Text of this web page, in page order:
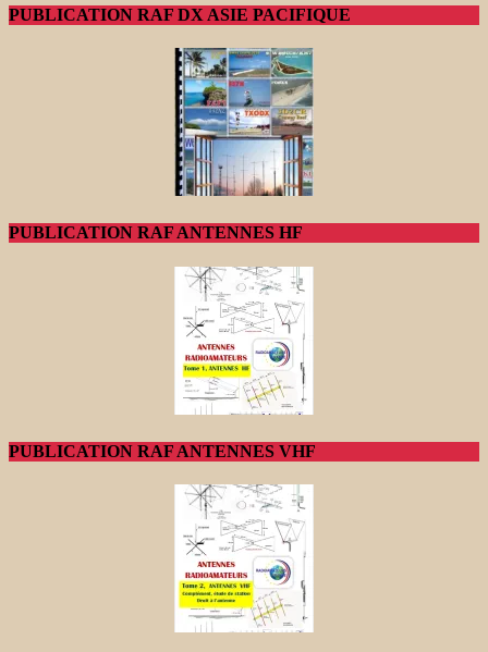
PUBLICATION RAF DX ASIE PACIFIQUE
PUBLICATION RAF ANTENNES HF
PUBLICATION RAF ANTENNES VHF